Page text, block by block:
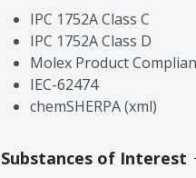
IPC 1752A Class C
IPC 1752A Class D
Molex Product
IEC-62474
chemSHERPA (xml)
Substances of Interest